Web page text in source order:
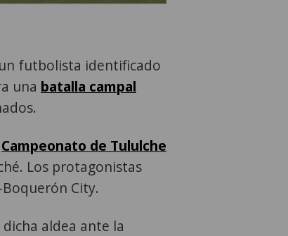
futbolista identificado
una batalla campal
Campeonato de Tululche
Los protagonistas
City.
aldea ante la